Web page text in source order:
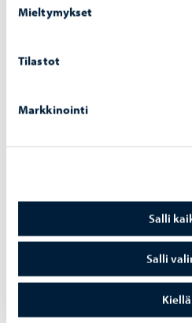
Mieltymykset
Tilastot
Markkinointi
Salli
Salli
Kiellä
Var­hais­kas­va­tuk­sen
gio­saa­mi­nen
16.01.2026
Kie­li­kyl­py­toi­min­ta
Ees­tin­mäen päi­vä­ko­tiin
ta 2026 läh­tien